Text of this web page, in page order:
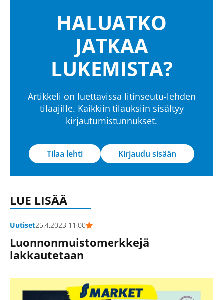
HALUATKO
JATKAA
LUKEMISTA?
Artikkeli on luettavissa Iitinseutu-lehden
tilaajille. Kaikkiin tilauksiin sisältyy
kirjautumistunnukset.
Tilaa lehti Kirjaudu sisään
LUE LISÄÄ
Uutiset25.4.2023 11:00
Luonnonmuistomerkkejä
lakkautetaan